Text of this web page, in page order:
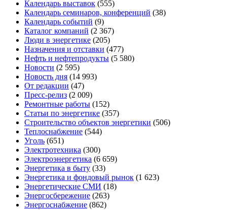
Календарь выставок (555)
Календарь семинаров, конференций (38)
Календарь событий (9)
Каталог компаний (2 367)
Люди в энергетике (205)
Назначения и отставки (477)
Нефть и нефтепродукты (5 580)
Новости (2 595)
Новость дня (14 993)
От редакции (47)
Пресс-релиз (2 009)
Ремонтные работы (152)
Статьи по энергетике (357)
Строительство объектов энергетики (506)
Теплоснабжение (544)
Уголь (651)
Электротехника (300)
Электроэнергетика (6 659)
Энергетика в быту (33)
Энергетика и фондовый рынок (1 623)
Энергетические СМИ (18)
Энергосбережение (263)
Энергоснабжение (862)